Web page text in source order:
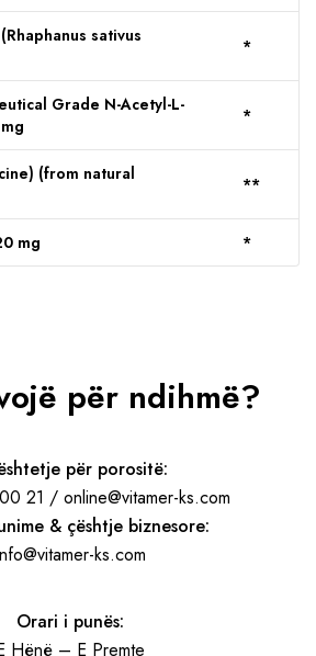
sativus
*
Grade N-Acetyl-L-
*
(from natural
**
mg *
për ndihmë?
për porositë:
21 / online@vitamer-ks.com
& çështje biznesore:
ks.com
Orari i punës:
Hënë – E Premte